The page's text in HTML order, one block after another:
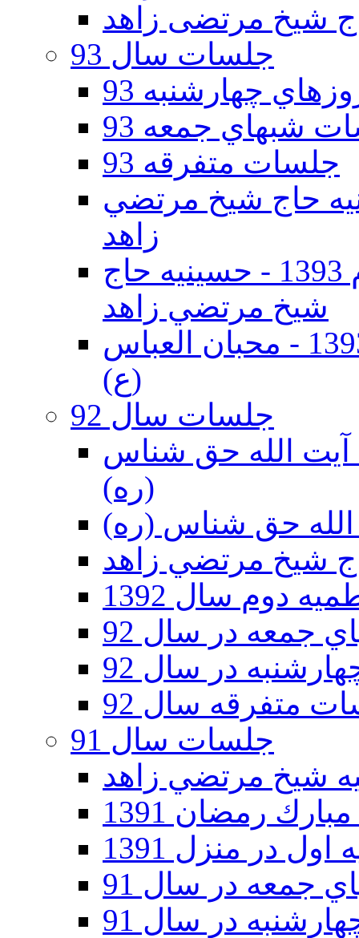
جلسات سال 93
چهارشنبه 93
شبهاي جمعه 93
جلسات متفرقه 93
دوم 93 - حسينيه حاج شيخ مرتضي
زاهد
جلسات دهه اول محرم الحرام 1393 - حسينيه حاج
شيخ مرتضي زاهد
جلسات دهه اول محرم الحرام 1393 - محبان العباس
(ع)
جلسات سال 92
92 - حسينيه آيت الله حق شناس
(ره)
دوم سال 1392
جمعه در سال 92
در سال 92
متفرقه سال 92
جلسات سال 91
رمضان 1391
در منزل 1391
جمعه در سال 91
در سال 91